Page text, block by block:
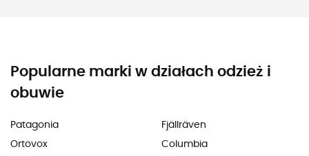
Popularne marki w działach odzież i
obuwie
Patagonia
Ortovox
Fjällräven
Columbia